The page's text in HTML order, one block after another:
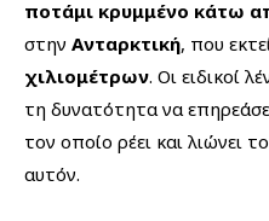
ποτάμι κρυμμένο κάτω
στην Ανταρκτική, που
χιλιομέτρων. Οι ειδικοί
τη δυνατότητα να
τον οποίο ρέει και λιώνει
αυτόν.